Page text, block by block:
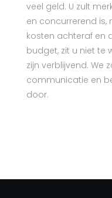
veel geld. U zult
en concurrerend is,
kosten achteraf en
budget, zit u niet te
zijn verblijvend. We
communicatie en
door.